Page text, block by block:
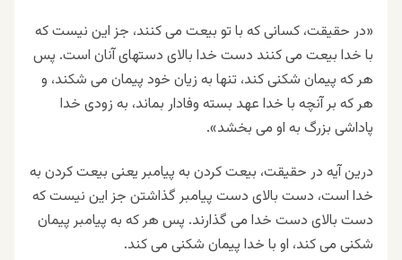
«در حقیقت، کسانی که با تو بیعت می کنند، جز این نیست که
با خدا بیعت می کنند دست خدا بالای دستهای آنان است. پس
هر که پیمان شکنی کند، تنها به زیان خود پیمان می شکند، و
هر که بر آنچه با خدا عهد بسته وفادار بماند، به زودی خدا
پاداشی بزرگ به او می بخشد».
درین آیه در حقیقت، بیعت کردن به پیامبر یعنی بیعت کردن به
خدا است، دست بالای دست پیامبر گذاشتن جز این نیست که
دست بالای دست خدا می گذارند. پس هر که به پیامبر پیمان
شکنی می کند، او با خدا پیمان شکنی می کند.